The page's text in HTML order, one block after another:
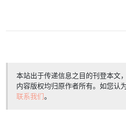
本站出于传递信息之目的刊登本文
内容版权均归原作者所有。如您认
联系我们。